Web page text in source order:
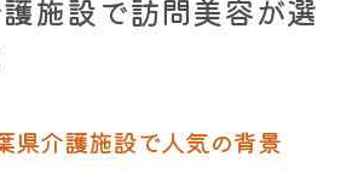
アに訪問美容が不可欠な理由を解
利用で高齢者が感じる安心感とは
施設で訪問美容が選
県介護施設で人気の背景